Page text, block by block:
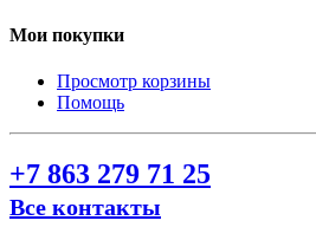
Мои покупки
Просмотр корзины
Помощь
+7 863 279 71 25
Все контакты